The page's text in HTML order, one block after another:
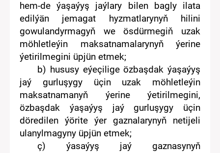
hem-de ýaşaýyş jaýlary bilen bagly ilata
edilýän jemagat hyzmatlarynyň
hilini
gowulandyrmagyň weösdürmegiň uzak
möhletleýin maksatnamalarynyň ýerine
ýetirilmegini üpjün etmek;
b) hususy eýeçiligeözbaşdak ýaşaýyş
jaý gurluşygy üçin uzak möhletleýin
maksatnamanyň ýerine ýetirilmegini,
özbaşdak ýaşaýyş jaý gurluşygy üçin
döredilen ýörite ýer gaznalarynyň netijeli
ulanylmagyny üpjün etmek;
ç) ýasaýyş jaý gaznasynyň